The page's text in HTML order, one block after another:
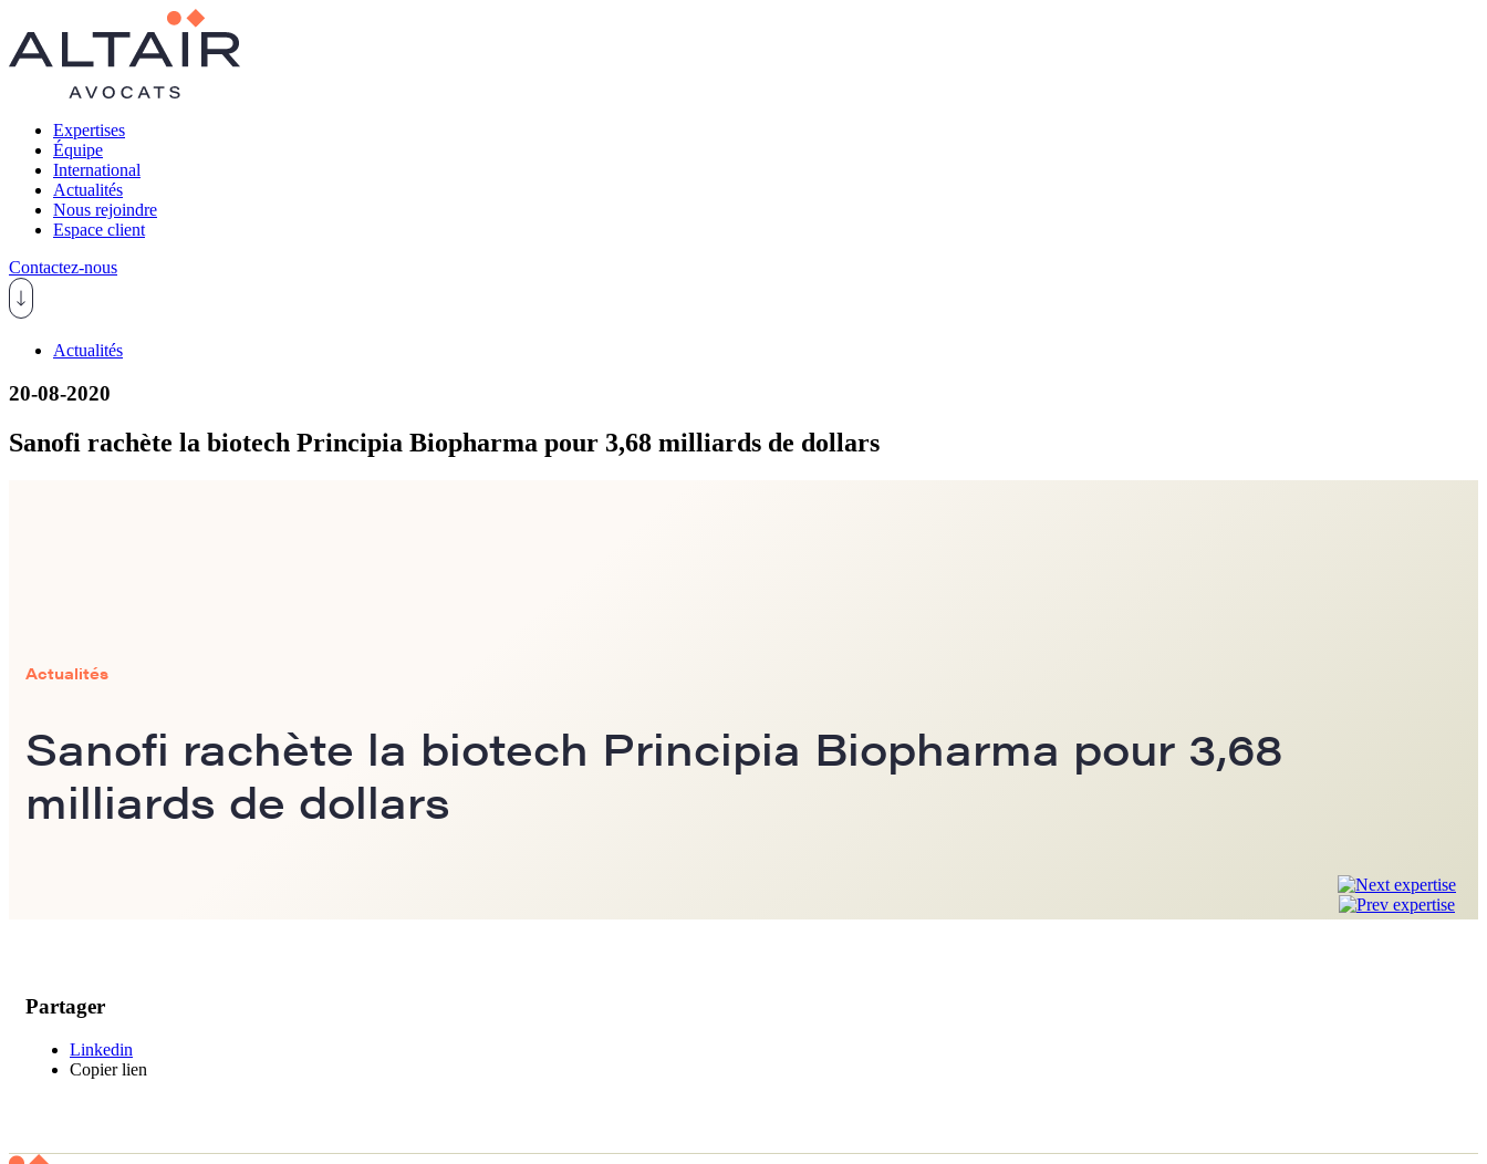
Expertises
Équipe
International
Actualités
Nous rejoindre
Espace client
Contactez-nous
Actualités
20-08-2020
Sanofi rachète la biotech Principia Biopharma pour 3,68 milliards de dollars
Actualités
Sanofi rachète la biotech Principia Biopharma pour 3,68
milliards de dollars
Partager
Linkedin
Copier lien